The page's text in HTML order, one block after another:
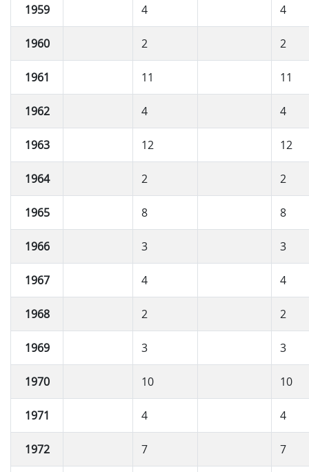
1959 4 4
1960 2 2
1961 11 11
1962 4 4
1963 12 12
1964 2 2
1965 8 8
1966 3 3
1967 4 4
1968 2 2
1969 3 3
1970 10 10
1971 4 4
1972 7 7